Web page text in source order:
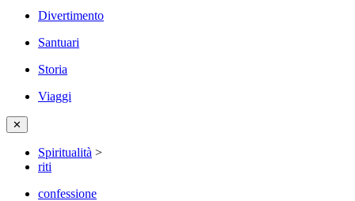
Divertimento
Santuari
Storia
Viaggi
✕
Spiritualità >
riti
confessione